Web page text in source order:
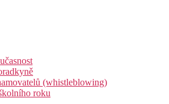
(whistleblowing)
roku